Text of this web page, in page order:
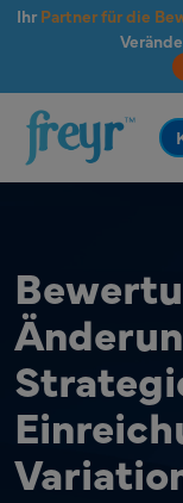
Zum Hauptinhalt
Ihr Partner für die
.